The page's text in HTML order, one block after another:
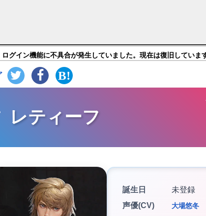
ダM】キャラ紹介
ログイン機能に不具合が発生していました。現在は復旧していま
レティーフ
誕生日
未登録
声優(CV)
大場悠冬